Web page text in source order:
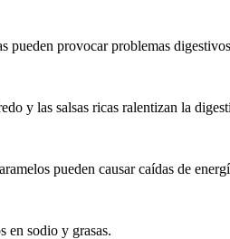
pueden provocar problemas
y las salsas ricas ralentizan la
pueden causar caídas de
en sodio y grasas.